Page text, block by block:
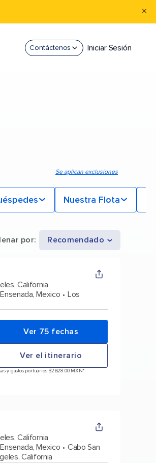
Contáctenos Iniciar Sesión
Se aplican exclusiones
Nuestra Flota
por: Recomendado
California
Ensenada, Mexico
Los
Ver 75 fechas
Ver el itinerario
y gastos portuarios $2,628.00 MXN*
California
Ensenada, Mexico
Cabo San
California